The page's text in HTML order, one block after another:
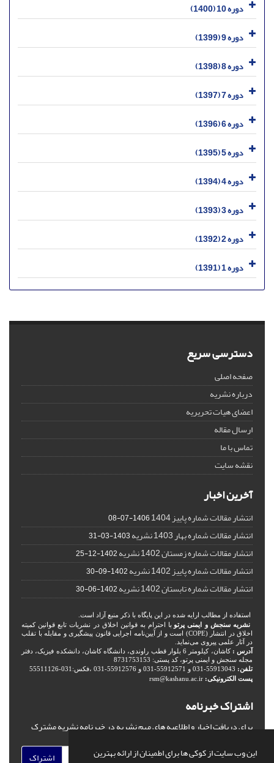
این وب سایت از کوکی ها برای اطمینان از ارائه بهترین
دوره 10 (1400)
دوره 9 (1399)
دوره 8 (1398)
دوره 7 (1397)
دوره 6 (1396)
دوره 5 (1395)
دوره 4 (1394)
دوره 3 (1393)
دوره 2 (1392)
دوره 1 (1391)
دسترسی سریع
صفحه اصلی
درباره نشریه
اعضای هیات تحریریه
ارسال مقاله
تماس با ما
نقشه سایت
آخرین اخبار
انتشار مقالات شماره پاییز 1404 1406-07-08
انتشار مقالات شماره بهار 1403 نشریه 1403-03-31
انتشار مقالات شماره زمستان 1402 نشریه 1402-12-25
انتشار مقالات شماره پاییز 1402 نشریه 1402-09-30
انتشار مقالات شماره تابستان 1402 نشریه 1402-06-30
استفاده از مطالب ارایه شده در این پایگاه با ذکر منبع آزاد است.
نشریه سنجش و ایمنی پرتو با احترام به قوانین اخلاق در نشریات تابع قوانین کمیته
اخلاق در انتشار (COPE) است و از آیین‌نامه اجرایی قانون پیشگیری و مقابله با تقلب
در آثار علمی پیروی می‌نماید.
آدرس :
کاشان، کیلومتر 6 بلوار قطب راوندی، دانشگاه کاشان، دانشکده فیزیک، دفتر
مجله سنجش و ایمنی پرتو، کد پستی: 8731753153
تلفن:
پست الکترونیکی: rsm@kashanu.ac.ir
اشتراک خبرنامه
برای دریافت اخبار و اطلاعیه های مهم نشریه در خبرنامه نشریه مشترک
اشتراک